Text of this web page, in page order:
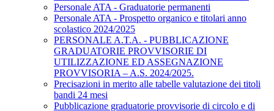
Personale ATA - Graduatorie permanenti
Personale ATA - Prospetto organico e titolari anno
scolastico 2024/2025
PERSONALE A.T.A. - PUBBLICAZIONE
GRADUATORIE PROVVISORIE DI
UTILIZZAZIONE ED ASSEGNAZIONE
PROVVISORIA – A.S. 2024/2025.
Precisazioni in merito alle tabelle valutazione dei titoli
bandi 24 mesi
Pubblicazione graduatorie provvisorie di circolo e di